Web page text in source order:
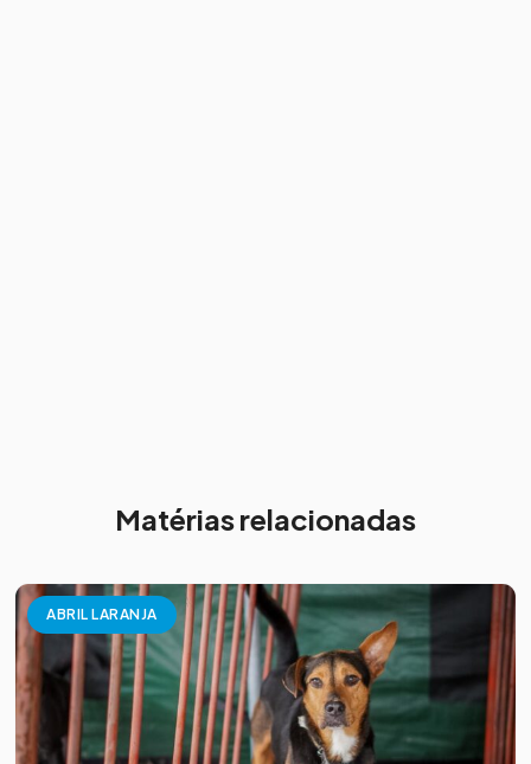
Matérias relacionadas
ABRIL LARANJA